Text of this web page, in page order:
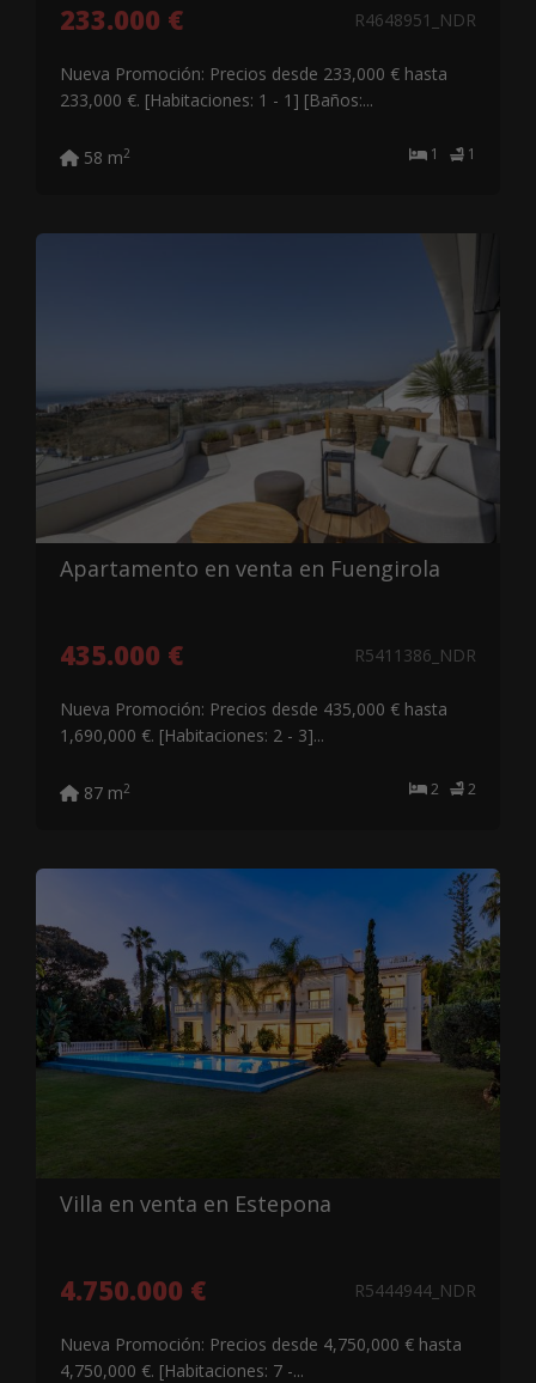
233.000 € R4648951_NDR
Nueva Promoción: Precios desde 233,000 € hasta
233,000 €. [Habitaciones: 1 - 1] [Baños:...
1 1
58 m2
Apartamento en venta en Fuengirola
435.000 € R5411386_NDR
Nueva Promoción: Precios desde 435,000 € hasta
1,690,000 €. [Habitaciones: 2 - 3]...
2 2
87 m2
Villa en venta en Estepona
4.750.000 € R5444944_NDR
Nueva Promoción: Precios desde 4,750,000 € hasta
4,750,000 €. [Habitaciones: 7 -...